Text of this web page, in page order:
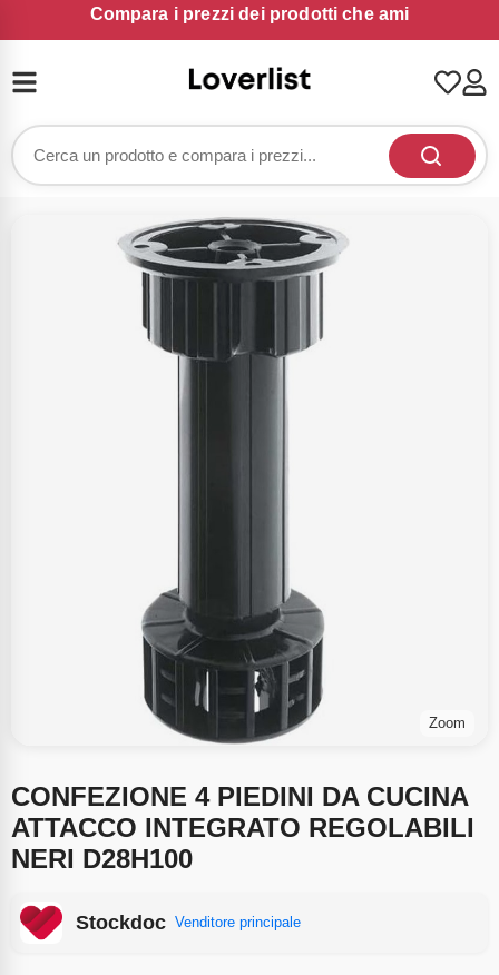
Compara i prezzi dei prodotti che ami
Zoom
CONFEZIONE 4 PIEDINI DA CUCINA
ATTACCO INTEGRATO REGOLABILI
NERI D28H100
Stockdoc Venditore principale